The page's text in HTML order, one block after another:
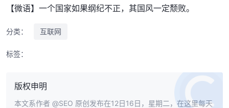
【微语】一个国家如果纲纪不正，其国风一定颓败。
分类： 互联网
标签：
版权申明
本文系作者 @SEO 原创发布在12日16日，星期二，在这里每天